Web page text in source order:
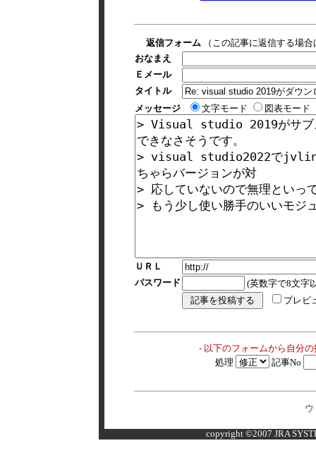
返信フォーム （この記事に返信する場
おなまえ
Ｅメール
タイトル
メッセージ
文字モード 図表モード
ＵＲＬ
パスワード
(英数字で8文字
プレビ
- 以下のフォームから自分
処理
記事No
copyright ©2007 JRA